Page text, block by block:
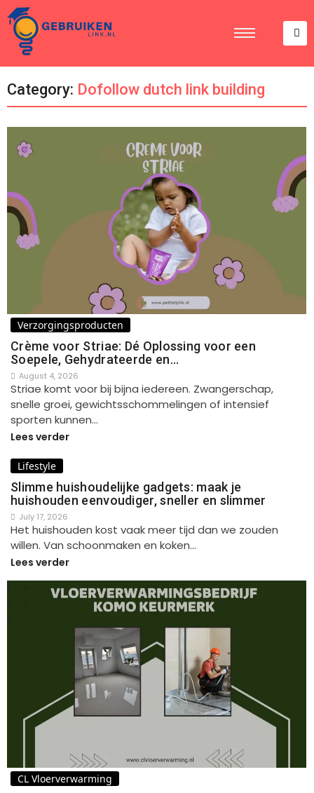
Category: Dofollow dutch link building
Verzorgingsproducten
Crème voor Striae: Dé Oplossing voor een
Soepele, Gehydrateerde en…
August 4, 2026
Striae komt voor bij bijna iedereen. Zwangerschap,
snelle groei, gewichtsschommelingen of intensief
sporten kunnen…
Lees verder
Lifestyle
Slimme huishoudelijke gadgets: maak je
huishouden eenvoudiger, sneller en slimmer
July 17, 2026
Het huishouden kost vaak meer tijd dan we zouden
willen. Van schoonmaken en koken…
Lees verder
CL Vloerverwarming